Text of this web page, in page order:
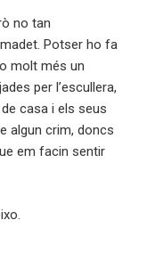
no tan
Potser ho fa
molt més un
per l’escullera,
casa i els seus
algun crim, doncs
em facin sentir